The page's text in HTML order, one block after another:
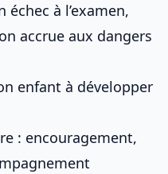
à l’examen,
accrue aux dangers
enfant à développer
: encouragement,